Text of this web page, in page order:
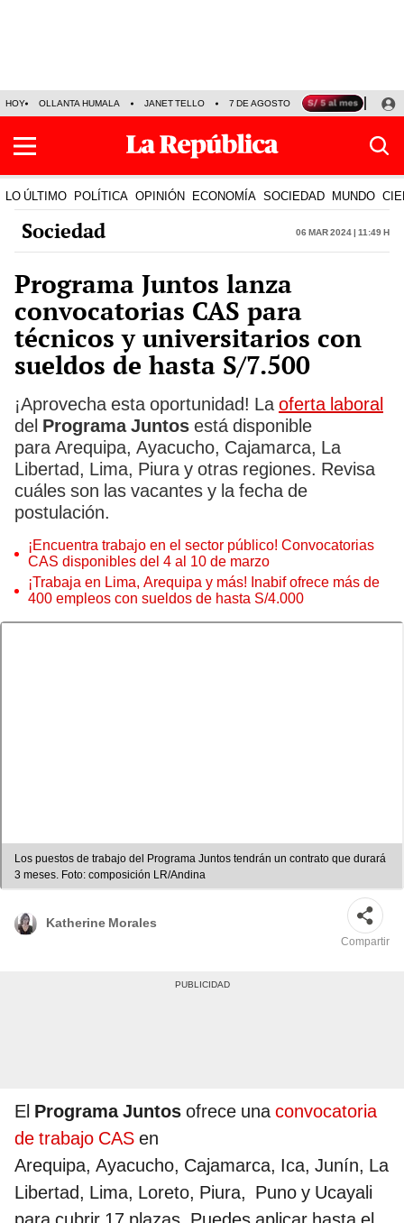
HOY OLLANTA HUMALA JANET TELLO 7 DE AGOSTO TINKA RESULTADOS
LO ÚLTIMO POLÍTICA OPINIÓN ECONOMÍA SOCIEDAD MUNDO
Sociedad 06 Mar 2024 | 11:49 h
Programa Juntos lanza
convocatorias CAS para
técnicos y universitarios con
sueldos de hasta S/7.500
¡Aprovecha esta oportunidad! La oferta laboral
del Programa Juntos está disponible
para Arequipa, Ayacucho, Cajamarca, La
Libertad, Lima, Piura y otras regiones. Revisa
cuáles son las vacantes y la fecha de
postulación.
¡Encuentra trabajo en el sector público! Convocatorias
CAS disponibles del 4 al 10 de marzo
¡Trabaja en Lima, Arequipa y más! Inabif ofrece más de
400 empleos con sueldos de hasta S/4.000
Los puestos de trabajo del Programa Juntos tendrán un contrato que durará
3 meses. Foto: composición LR/Andina
Katherine Morales
Compartir
El Programa Juntos ofrece unaconvocatoria
de trabajo CAS en
Arequipa, Ayacucho, Cajamarca, Ica, Junín, La
Libertad, Lima, Loreto, Piura, Puno y Ucayali